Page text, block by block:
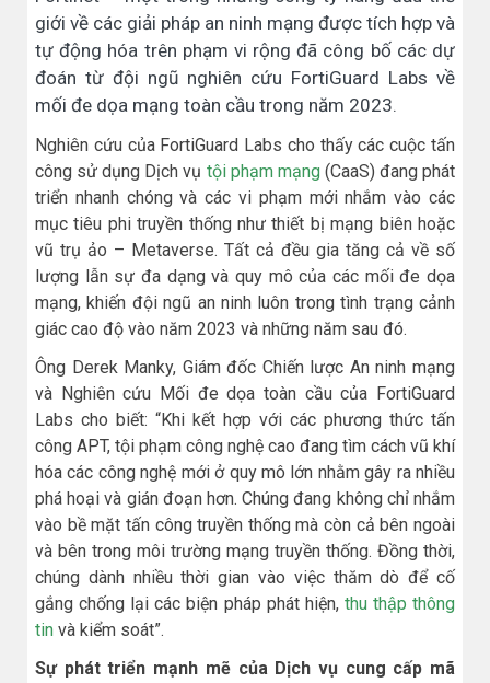
giới về các giải pháp an ninh mạng được tích hợp và
tự động hóa trên phạm vi rộng đã công bố các dự
đoán từ đội ngũ nghiên cứu FortiGuard Labs về
mối đe dọa mạng toàn cầu trong năm 2023.
Nghiên cứu của FortiGuard Labs cho thấy các cuộc tấn
công sử dụng Dịch vụ tội phạm mạng(CaaS) đang phát
triển nhanh chóng và các vi phạm mới nhắm vào các
mục tiêu phi truyền thống như thiết bị mạng biên hoặc
vũ trụ ảo – Metaverse. Tất cả đều gia tăng cả về số
lượng lẫn sự đa dạng và quy mô của các mối đe dọa
mạng, khiến đội ngũ an ninh luôn trong tình trạng cảnh
giác cao độ vào năm 2023 và những năm sau đó.
Ông Derek Manky, Giám đốc Chiến lược An ninh mạng
và Nghiên cứu Mối đe dọa toàn cầu của FortiGuard
Labs cho biết: “Khi kết hợp với các phương thức tấn
công APT, tội phạm công nghệ cao đang tìm cách vũ khí
hóa các công nghệ mới ở quy mô lớn nhằm gây ra nhiều
phá hoại và gián đoạn hơn. Chúng đang không chỉ nhắm
vào bề mặt tấn công truyền thống mà còn cả bên ngoài
và bên trong môi trường mạng truyền thống. Đồng thời,
chúng dành nhiều thời gian vào việc thăm dò để cố
gắng chống lại các biện pháp phát hiện,thu thập thông
tin và kiểm soát”.
Sự phát triển mạnh mẽ của Dịch vụ cung cấp mã